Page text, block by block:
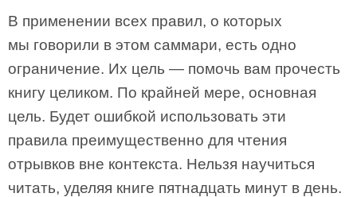
В применении всех правил, о которых
мы говорили в этом саммари, есть одно
ограничение. Их цель — помочь вам прочесть
книгу целиком. По крайней мере, основная
цель. Будет ошибкой использовать эти
правила преимущественно для чтения
отрывков вне контекста. Нельзя научиться
читать, уделяя книге пятнадцать минут в день.